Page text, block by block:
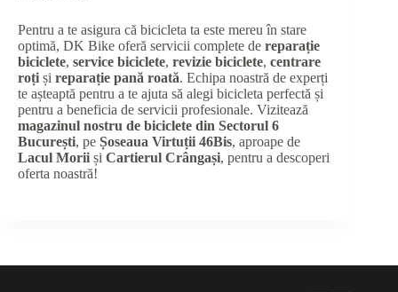
Pentru a te asigura că bicicleta ta este mereu în stare
optimă, DK Bike oferă servicii complete de reparație
biciclete, service biciclete, revizie biciclete, centrare
roți și reparație pană roată. Echipa noastră de experți
te așteaptă pentru a te ajuta să alegi bicicleta perfectă și
pentru a beneficia de servicii profesionale. Vizitează
magazinul nostru de biciclete din Sectorul 6
București, pe Șoseaua Virtuții 46Bis, aproape de
Lacul Morii și Cartierul Crângași, pentru a descoperi
oferta noastră!